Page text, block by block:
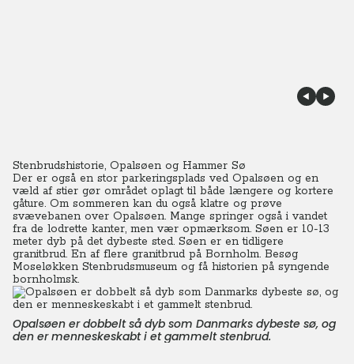
Stenbrudshistorie, Opalsøen og Hammer Sø
Der er også en stor parkeringsplads ved Opalsøen og en
væld af stier gør området oplagt til både længere og kortere
gåture. Om sommeren kan du også klatre og prøve
svævebanen over Opalsøen. Mange springer også i vandet
fra de lodrette kanter, men vær opmærksom. Søen er 10-13
meter dyb på det dybeste sted. Søen er en tidligere
granitbrud. En af flere granitbrud på Bornholm. Besøg
Moseløkken Stenbrudsmuseum og få historien på syngende
bornholmsk.
Opalsøen er dobbelt så dyb som Danmarks dybeste sø, og
den er menneskeskabt i et gammelt stenbrud.